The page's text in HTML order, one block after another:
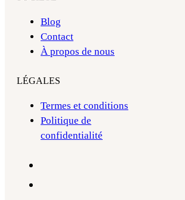
Blog
Contact
À propos de nous
LÉGALES
Termes et conditions
Politique de
confidentialité